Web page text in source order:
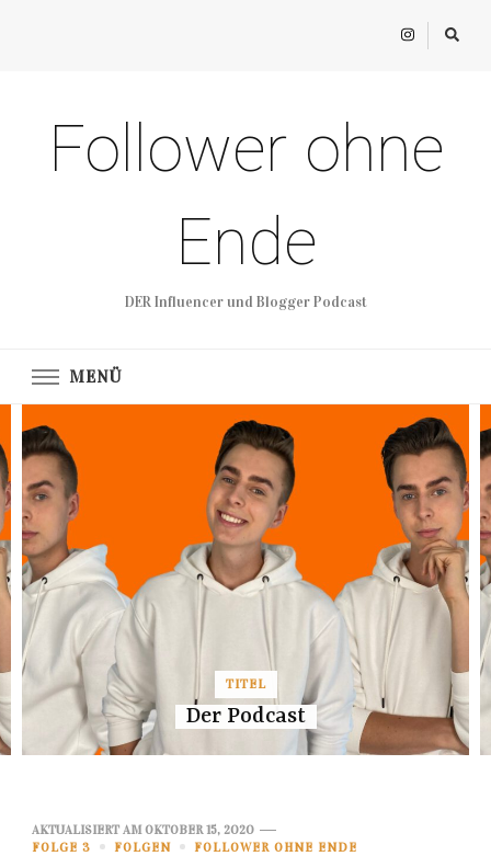
Follower ohne
Ende
DER Influencer und Blogger Podcast
MENÜ
TITEL
Der Podcast
AKTUALISIERT AM OKTOBER 15, 2020
FOLGE 3
FOLGEN FOLLOWER OHNE ENDE